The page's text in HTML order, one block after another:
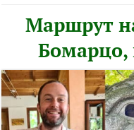
Маршрут
Бомарцо,